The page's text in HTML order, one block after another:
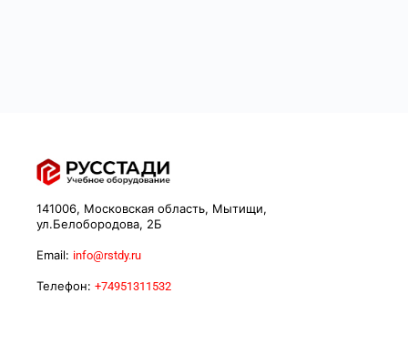
141006, Московская область, Мытищи,
ул.Белобородова, 2Б
Email: info@rstdy.ru
Телефон: +74951311532